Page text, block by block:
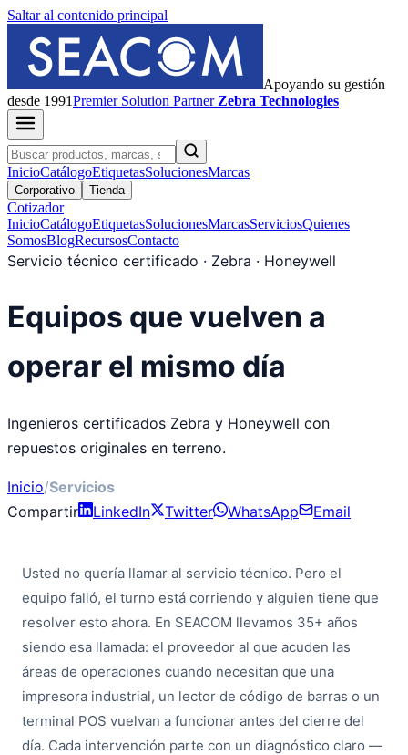
Saltar al contenido principal
Apoyando su gestión
desde 1991PremierSolution Partner Zebra Technologies
InicioCatálogoEtiquetasSolucionesMarcas
Corporativo Tienda
Cotizador
InicioCatálogoEtiquetasSolucionesMarcasServiciosQuienes
SomosBlogRecursosContacto
Servicio técnico certificado · Zebra · Honeywell
Equipos que vuelven a
operar el mismo día
Ingenieros certificados Zebra y Honeywell con
repuestos originales en terreno.
Inicio/Servicios
Compartir
LinkedIn Twitter WhatsApp Email
Usted no quería llamar al servicio técnico. Pero el
equipo falló, el turno está corriendo y alguien tiene que
resolver esto ahora. En SEACOM llevamos 35+ años
siendo esa llamada: el proveedor al que acuden las
áreas de operaciones cuando necesitan que una
impresora industrial, un lector de código de barras o un
terminal POS vuelvan a funcionar antes del cierre del
día. Cada intervención parte con un diagnóstico claro —